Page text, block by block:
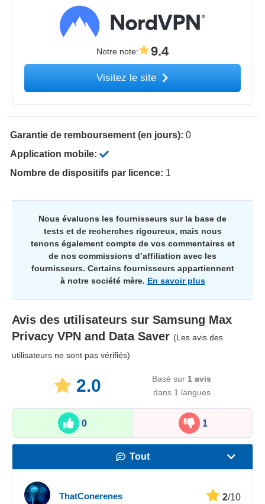
Notre note: 9.4
Visitez le site
Garantie de remboursement (en jours): 0
Application mobile:
Nombre de dispositifs par licence: 1
Nous évaluons les fournisseurs sur la base de
tests et de recherches rigoureux, mais nous
tenons également compte de vos commentaires et
de nos commissions d’affiliation avec les
fournisseurs. Certains fournisseurs appartiennent
à notre société mère. En savoir plus
Avis des utilisateurs sur Samsung Max
Privacy VPN and Data Saver (Les avis des
utilisateurs ne sont pas vérifiés)
2.0 Basé sur 1 avis
dans 1 langues
0 1
Tout
ThatConerenes 2/10